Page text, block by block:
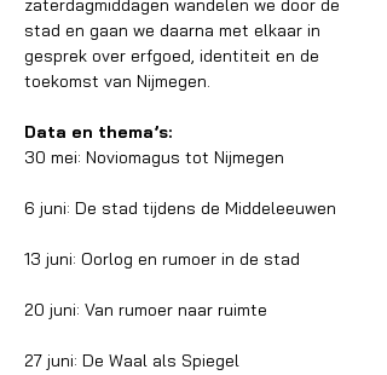
zaterdagmiddagen wandelen we door de
stad en gaan we daarna met elkaar in
gesprek over erfgoed, identiteit en de
toekomst van Nijmegen.
Data en thema’s:
30 mei: Noviomagus tot Nijmegen
6 juni: De stad tijdens de Middeleeuwen
13 juni: Oorlog en rumoer in de stad
20 juni: Van rumoer naar ruimte
27 juni: De Waal als Spiegel